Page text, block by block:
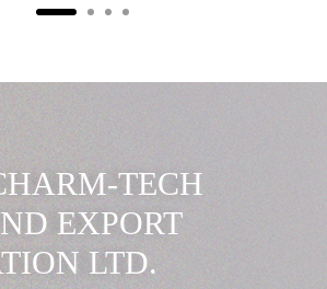
TECH
EXPORT
LTD.